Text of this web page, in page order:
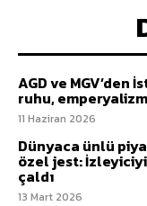
AGD ve
ruhu,
11 Haziran 2026
Dünyaca ünlü
özel jest:
çaldı
13 Mart 2026